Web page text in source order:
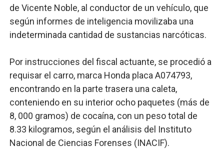
de Vicente Noble, al conductor de un vehículo, que
según informes de inteligencia movilizaba una
indeterminada cantidad de sustancias narcóticas.
Por instrucciones del fiscal actuante, se procedió a
requisar el carro, marca Honda placa A074793,
encontrando en la parte trasera una caleta,
conteniendo en su interior ocho paquetes (más de
8, 000 gramos) de cocaína, con un peso total de
8.33 kilogramos, según el análisis del Instituto
Nacional de Ciencias Forenses (INACIF).